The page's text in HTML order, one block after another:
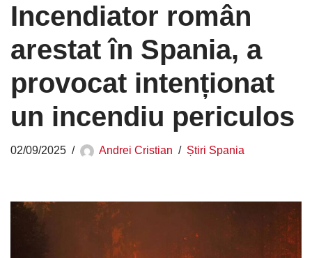
Incendiator român
arestat în Spania, a
provocat intenționat
un incendiu periculos
02/09/2025 Andrei Cristian Știri Spania